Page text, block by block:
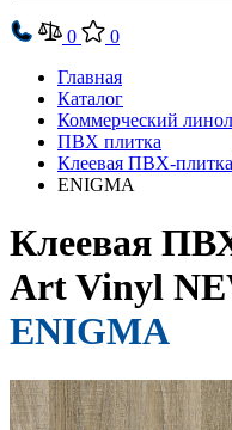
0
0
Главная
Каталог
Коммерческий
ПВХ плитка
Клеевая ПВХ-
ENIGMA
Клеевая
Art Vinyl
ENIGMA